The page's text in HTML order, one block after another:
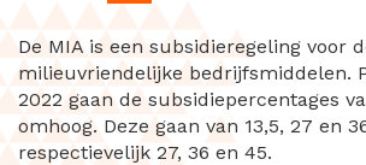
De MIA is een subsidieregeling voor
milieuvriendelijke bedrijfsmiddelen.
2022 gaan de subsidiepercentages
omhoog. Deze gaan van 13,5, 27 en
respectievelijk 27, 36 en 45.